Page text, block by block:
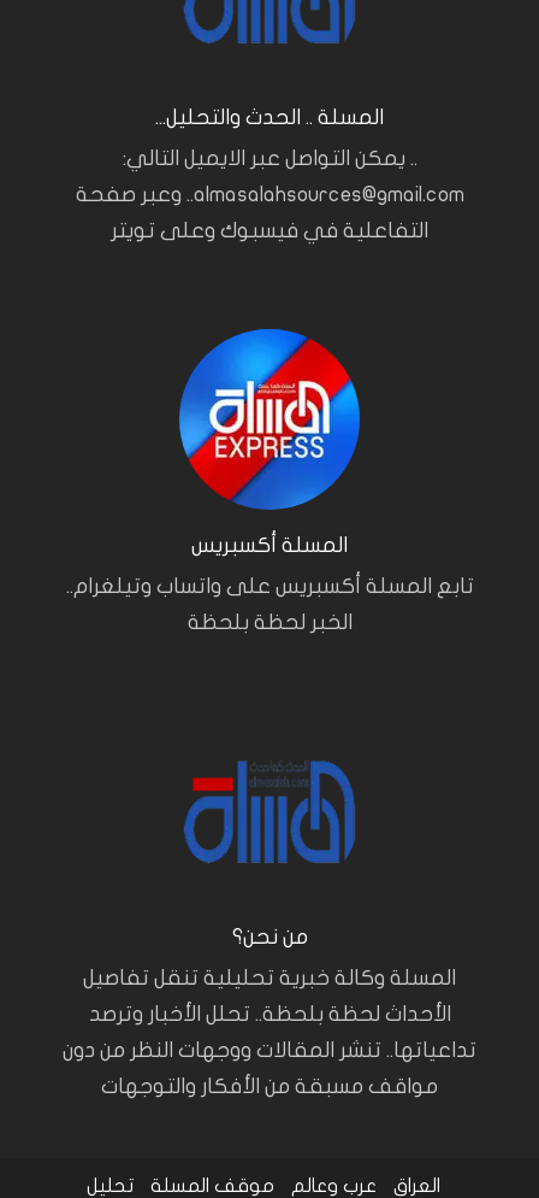
المسلة .. الحدث والتحليل...
.. يمكن التواصل عبر الايميل التالي:
almasalahsources@gmail.com.. وعبر صفحة
التفاعلية في فيسبوك وعلى تويتر
المسلة أكسبريس
تابع المسلة أكسبريس على واتساب وتيلغرام..
الخبر لحظة بلحظة
من نحن؟
المسلة وكالة خبرية تحليلية تنقل تفاصيل
الأحداث لحظة بلحظة.. تحلل الأخبار وترصد
تداعياتها.. تنشر المقالات ووجهات النظر من دون
مواقف مسبقة من الأفكار والتوجهات
العراق عرب وعالم موقف المسلة تحليل